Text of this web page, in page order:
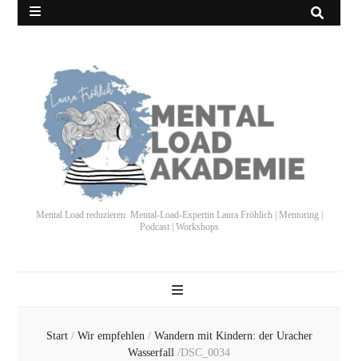
Mental Load reduzieren. Mental-Load-Expertin Laura Fröhlich | Mentoring |
Podcast | Workshops
Start / Wir empfehlen / Wandern mit Kindern: der Uracher
Wasserfall /DSC_0034